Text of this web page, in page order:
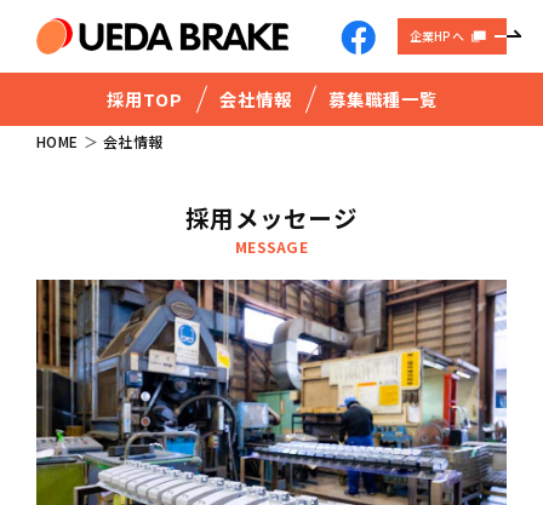
企業HPへ
採用TOP 会社情報 募集職種一覧
HOME 会社情報
採用メッセージ
MESSAGE